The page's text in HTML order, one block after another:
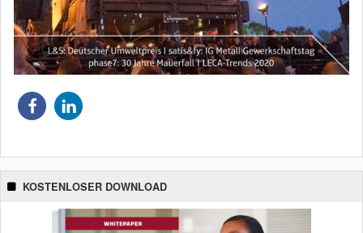
KOSTENLOSER DOWNLOAD